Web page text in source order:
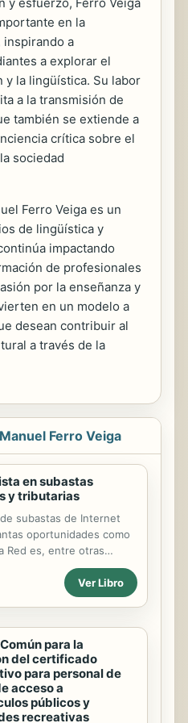
en la
inspirando a
a explorar el
y la lingüística. Su labor
a la transmisión de
también se extiende a
crítica sobre el
sociedad
Ferro Veiga es un
de lingüística y
impactando
de profesionales
por la enseñanza y
en un modelo a
desean contribuir al
a través de la
Ferro Veiga
en subastas
y tributarias
subastas de Internet
oportunidades como
Red es, entre otras
un enorme rastrillo
la misma forma que
a personas de
a vendedores y
ubicados en cualquier
Los sitios web de
la posibilidad de
casi infinita variedad
que van desde los
Ver Libro
para la
del certificado
para personal de
acceso a
públicos y
recreativas